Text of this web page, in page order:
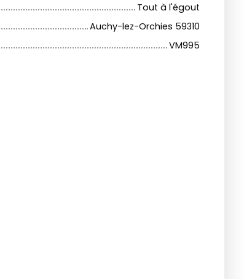
Tout à l'égout
Auchy-lez-Orchies 59310
VM995